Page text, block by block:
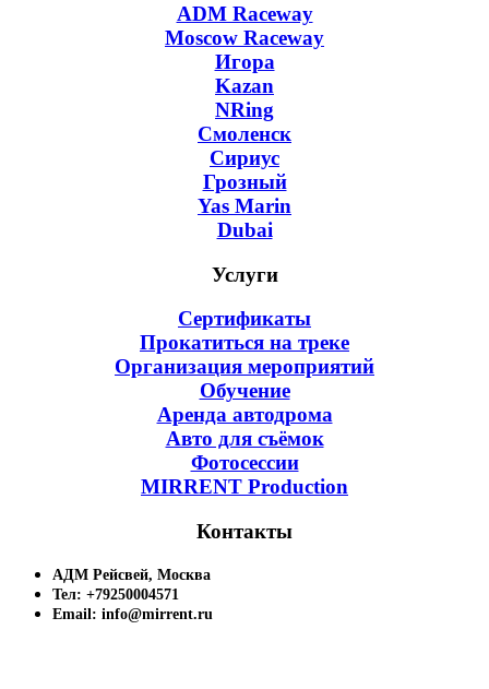
ADM Raceway
Moscow Raceway
Игора
Kazan
NRing
Смоленск
Сириус
Грозный
Yas Marin
Dubai
Услуги
Сертификаты
Прокатиться на треке
Организация мероприятий
Обучение
Аренда автодрома
Авто для съёмок
Фотосессии
MIRRENT Production
Контакты
АДМ Рейсвей, Москва
Тел: +79250004571
Email: info@mirrent.ru